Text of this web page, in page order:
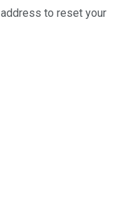
to reset your